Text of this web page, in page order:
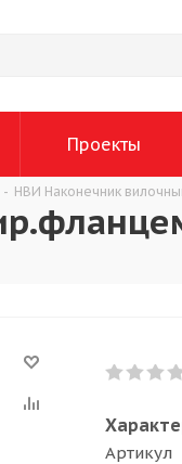
Проекты
- НВИ Наконечник
Артикул